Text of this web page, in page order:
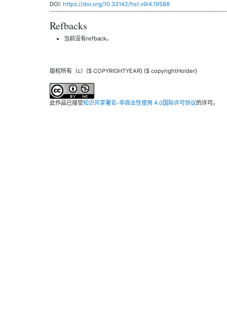
DOI: https://doi.org/10.33142/hst.v9i4.19588
Refbacks
当前没有refback。
版权所有（c）{$ COPYRIGHTYEAR} {$ copyrightHolder}
此作品已接受知识共享署名-非商业性使用 4.0国际许可协议的许可。